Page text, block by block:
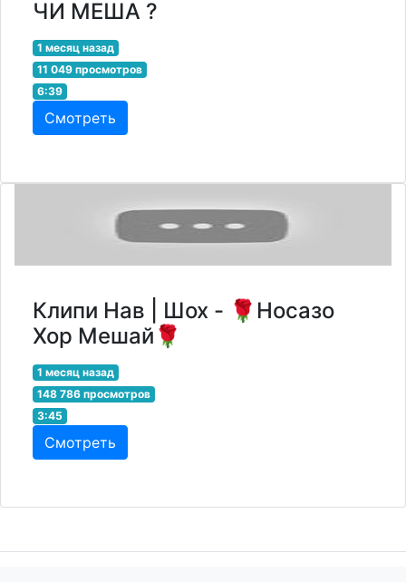
ЧИ МЕША ?
1 месяц назад
11 049 просмотров
6:39
Смотреть
Клипи Нав | Шох - 🌹Носазо
Хор Мешай🌹
1 месяц назад
148 786 просмотров
3:45
Смотреть